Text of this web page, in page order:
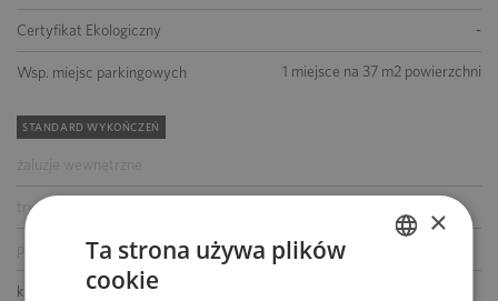
Certyfikat Ekologiczny -
Wsp. miejsc parkingowych 1 miejsce na 37 m2 powierzchni
STANDARD WYKOŃCZEŃ
żaluzje wewnętrzne
tryskacze
podwójne zasilanie
kontrola dostępu
×
Ta strona używa plików
cookie